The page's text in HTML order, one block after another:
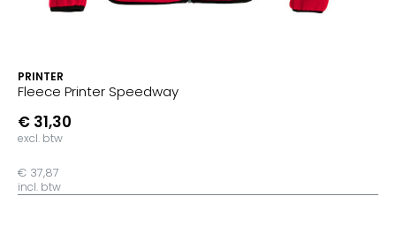
PRINTER
Fleece Printer Speedway
€ 31,30
excl. btw
€ 37,87
incl. btw